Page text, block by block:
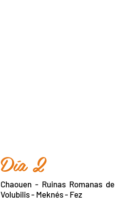
Día 2
Chaouen - Ruinas Romanas de
Volubilis - Meknés - Fez